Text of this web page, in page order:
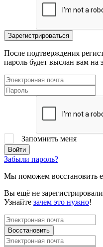
После подтверждения
пароль будет выслан вам на
Запомнить меня
Забыли пароль?
Мы поможем восстановить
Вы ещё не
Узнайте зачем это нужно!